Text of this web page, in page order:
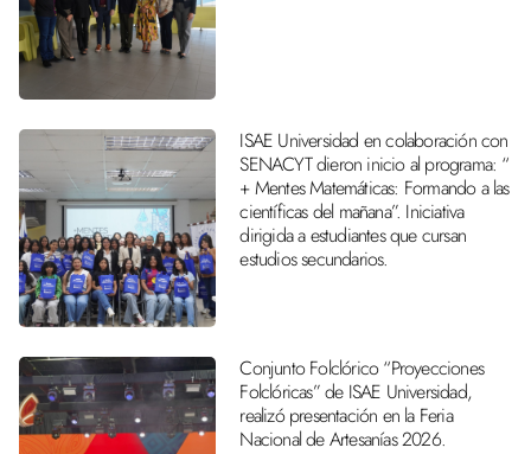
ISAE Universidad en colaboración con
SENACYT dieron inicio al programa: “
+ Mentes Matemáticas: Formando a las
científicas del mañana”. Iniciativa
dirigida a estudiantes que cursan
estudios secundarios.
Conjunto Folclórico “Proyecciones
Folclóricas” de ISAE Universidad,
realizó presentación en la Feria
Nacional de Artesanías 2026.